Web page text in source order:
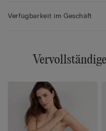
Verfügbarkeit im Geschäft